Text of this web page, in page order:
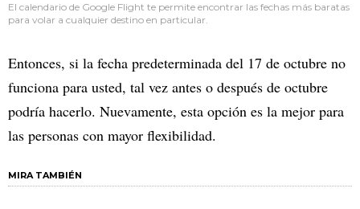
El calendario de Google Flight te permite encontrar las fechas más baratas
para volar a cualquier destino en particular.
Entonces, si la fecha predeterminada del 17 de octubre no
funciona para usted, tal vez antes o después de octubre
podría hacerlo. Nuevamente, esta opción es la mejor para
las personas con mayor flexibilidad.
MIRA TAMBIÉN